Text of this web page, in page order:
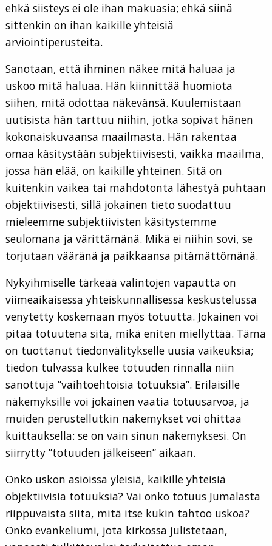
ehkä siisteys ei ole ihan makuasia; ehkä siinä
sittenkin on ihan kaikille yhteisiä
arviointiperusteita.
Sanotaan, että ihminen näkee mitä haluaa ja
uskoo mitä haluaa. Hän kiinnittää huomiota
siihen, mitä odottaa näkevänsä. Kuulemistaan
uutisista hän tarttuu niihin, jotka sopivat hänen
kokonaiskuvaansa maailmasta. Hän rakentaa
omaa käsitystään subjektiivisesti, vaikka maailma,
jossa hän elää, on kaikille yhteinen. Sitä on
kuitenkin vaikea tai mahdotonta lähestyä puhtaan
objektiivisesti, sillä jokainen tieto suodattuu
mieleemme subjektiivisten käsitystemme
seulomana ja värittämänä. Mikä ei niihin sovi, se
torjutaan vääränä ja paikkaansa pitämättömänä.
Nykyihmiselle tärkeää valintojen vapautta on
viimeaikaisessa yhteiskunnallisessa keskustelussa
venytetty koskemaan myös totuutta. Jokainen voi
pitää totuutena sitä, mikä eniten miellyttää. Tämä
on tuottanut tiedonvälitykselle uusia vaikeuksia;
tiedon tulvassa kulkee totuuden rinnalla niin
sanottuja ”vaihtoehtoisia totuuksia”. Erilaisille
näkemyksille voi jokainen vaatia totuusarvoa, ja
muiden perustellutkin näkemykset voi ohittaa
kuittauksella: se on vain sinun näkemyksesi. On
siirrytty ”totuuden jälkeiseen” aikaan.
Onko uskon asioissa yleisiä, kaikille yhteisiä
objektiivisia totuuksia? Vai onko totuus Jumalasta
riippuvaista siitä, mitä itse kukin tahtoo uskoa?
Onko evankeliumi, jota kirkossa julistetaan,